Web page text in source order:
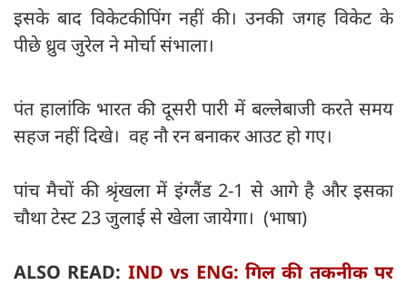
इसके बाद विकेटकीपिंग नहीं की। उनकी जगह विकेट के
पीछे ध्रुव जुरेल ने मोर्चा संभाला।
पंत हालांकि भारत की दूसरी पारी में बल्लेबाजी करते समय
सहज नहीं दिखे। वह नौ रन बनाकर आउट हो गए।
पांच मैचों की श्रृंखला में इंग्लैंड 2-1 से आगे है और इसका
चौथा टेस्ट 23 जुलाई से खेला जायेगा। (भाषा)
ALSO READ: IND vs ENG: गिल की तकनीक पर